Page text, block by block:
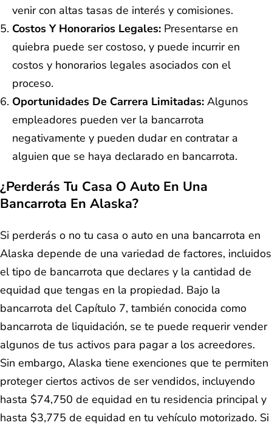
venir con altas tasas de interés y comisiones.
Costos Y Honorarios Legales: Presentarse en
quiebra puede ser costoso, y puede incurrir en
costos y honorarios legales asociados con el
proceso.
Oportunidades De Carrera Limitadas: Algunos
empleadores pueden ver la bancarrota
negativamente y pueden dudar en contratar a
alguien que se haya declarado en bancarrota.
¿Perderás Tu Casa O Auto En Una
Bancarrota En Alaska?
Si perderás o no tu casa o auto en una bancarrota en
Alaska depende de una variedad de factores, incluidos
el tipo de bancarrota que declares y la cantidad de
equidad que tengas en la propiedad. Bajo la
bancarrota del Capítulo 7, también conocida como
bancarrota de liquidación, se te puede requerir vender
algunos de tus activos para pagar a los acreedores.
Sin embargo, Alaska tiene exenciones que te permiten
proteger ciertos activos de ser vendidos, incluyendo
hasta $74,750 de equidad en tu residencia principal y
hasta $3,775 de equidad en tu vehículo motorizado. Si